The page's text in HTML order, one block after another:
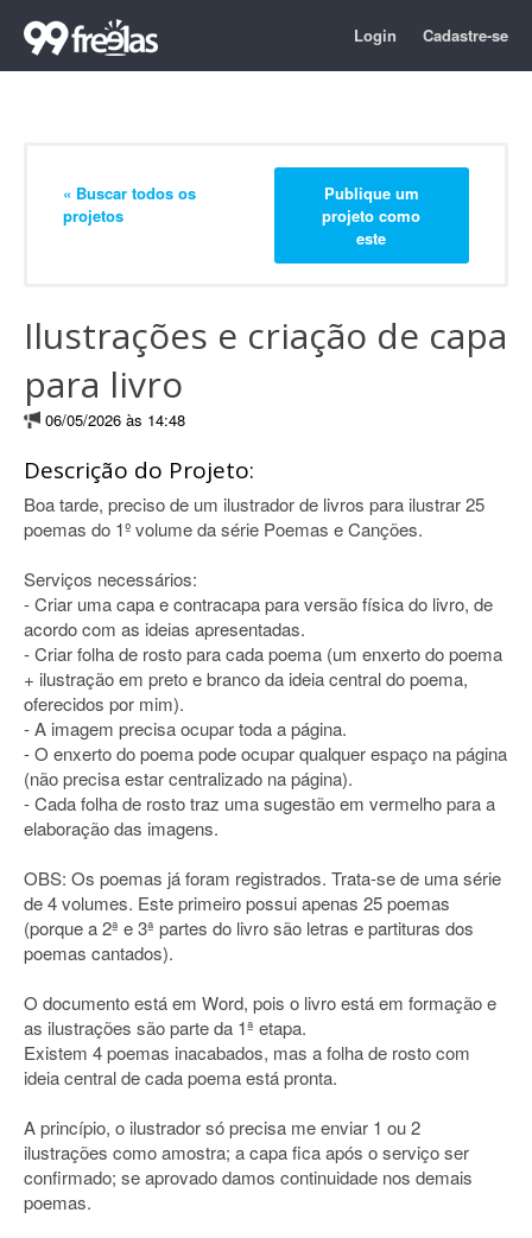
Login Cadastre-se
« Buscar todos os
projetos
Publique um
projeto como
este
Ilustrações e criação de capa
para livro
06/05/2026 às 14:48
Descrição do Projeto:
Boa tarde, preciso de um ilustrador de livros para ilustrar 25
poemas do 1º volume da série Poemas e Canções.
Serviços necessários:
- Criar uma capa e contracapa para versão física do livro, de
acordo com as ideias apresentadas.
- Criar folha de rosto para cada poema (um enxerto do poema
+ ilustração em preto e branco da ideia central do poema,
oferecidos por mim).
- A imagem precisa ocupar toda a página.
- O enxerto do poema pode ocupar qualquer espaço na página
(não precisa estar centralizado na página).
- Cada folha de rosto traz uma sugestão em vermelho para a
elaboração das imagens.
OBS: Os poemas já foram registrados. Trata-se de uma série
de 4 volumes. Este primeiro possui apenas 25 poemas
(porque a 2ª e 3ª partes do livro são letras e partituras dos
poemas cantados).
O documento está em Word, pois o livro está em formação e
as ilustrações são parte da 1ª etapa.
Existem 4 poemas inacabados, mas a folha de rosto com
ideia central de cada poema está pronta.
A princípio, o ilustrador só precisa me enviar 1 ou 2
ilustrações como amostra; a capa fica após o serviço ser
confirmado; se aprovado damos continuidade nos demais
poemas.